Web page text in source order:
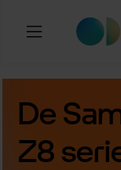
Ga naar de
De
Z8